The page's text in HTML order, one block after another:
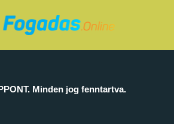
Minden jog fenntartva.